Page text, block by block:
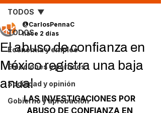
TODOS
Economía y empleo
Elecciones y partidos
Sociedad y opinión
Gobierno y aprobación
TODOS
El abuso de confianza en
México registra una baja
anual
@CarlosPennaC
hace 2 días
LAS INVESTIGACIONES POR
ABUSO DE CONFIANZA EN